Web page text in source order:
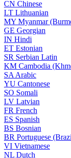
CN Chinese
LT Lithuanian
MY Myanmar
GE Georgian
IN Hindi
ET Estonian
SR Serbian Latin
KM Cambodia
SA Arabic
YU Cantonese
SO Somali
LV Latvian
FR French
ES Spanish
BS Bosnian
BR Portuguese
VI Vietnamese
NL Dutch